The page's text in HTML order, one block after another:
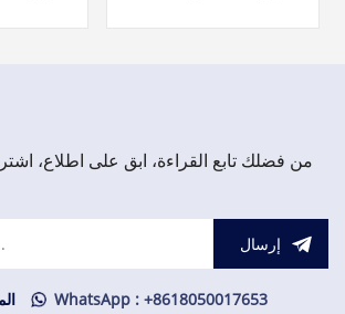
العاجلة
CI840/CI840A والإدخال/
من فضلك تابع القراءة، ابق على اطلاع،
إرسال
WhatsApp : +8618050017653